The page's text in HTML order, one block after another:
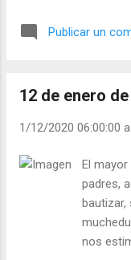
del
del
Publicar un
12 de enero
1/12/2020 06:00:00 a.
El
padres,
nos